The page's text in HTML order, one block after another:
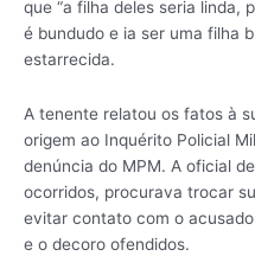
que “a filha deles seria linda,
é bundudo e ia ser uma filha
estarrecida.
A tenente relatou os fatos à
origem ao Inquérito Policial
denúncia do MPM. A oficial
ocorridos, procurava trocar
evitar contato com o
e o decoro ofendidos.